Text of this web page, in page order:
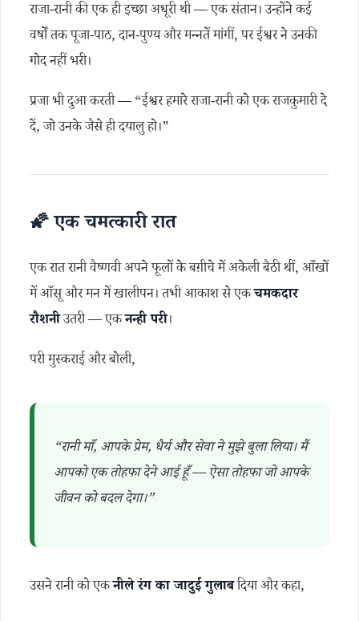
राजा-रानी की एक ही इच्छा अधूरी थी — एक संतान। उन्होंने कई
वर्षों तक पूजा-पाठ, दान-पुण्य और मन्नतें मांगीं, पर ईश्वर ने उनकी
गोद नहीं भरी।
प्रजा भी दुआ करती — “ईश्वर हमारे राजा-रानी को एक राजकुमारी दे
दें, जो उनके जैसे ही दयालु हो।”
🌠 एक चमत्कारी रात
एक रात रानी वैष्णवी अपने फूलों के बग़ीचे में अकेली बैठी थीं, आँखों
में आँसू और मन में खालीपन। तभी आकाश से एकचमकदार
रौशनीउतरी — एकनन्ही परी।
परी मुस्कराई और बोली,
“रानी माँ, आपके प्रेम, धैर्य और सेवा ने मुझे बुला लिया। मैं
आपको एक तोहफा देने आई हूँ — ऐसा तोहफा जो आपके
जीवन को बदल देगा।”
उसने रानी को एकनीले रंग का जादुई गुलाबदिया और कहा,